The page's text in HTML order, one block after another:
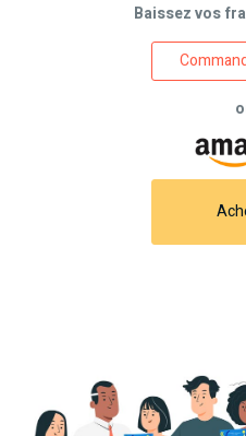
Baissez vos